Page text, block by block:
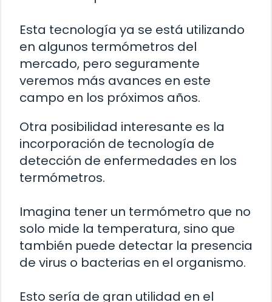
Esta tecnología ya se está utilizando
en algunos termómetros del
mercado, pero seguramente
veremos más avances en este
campo en los próximos años.
Otra posibilidad interesante es la
incorporación de tecnología de
detección de enfermedades en los
termómetros.
Imagina tener un termómetro que no
solo mide la temperatura, sino que
también puede detectar la presencia
de virus o bacterias en el organismo.
Esto sería de gran utilidad en el